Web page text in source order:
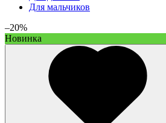
Для мальчиков
–20%
Новинка